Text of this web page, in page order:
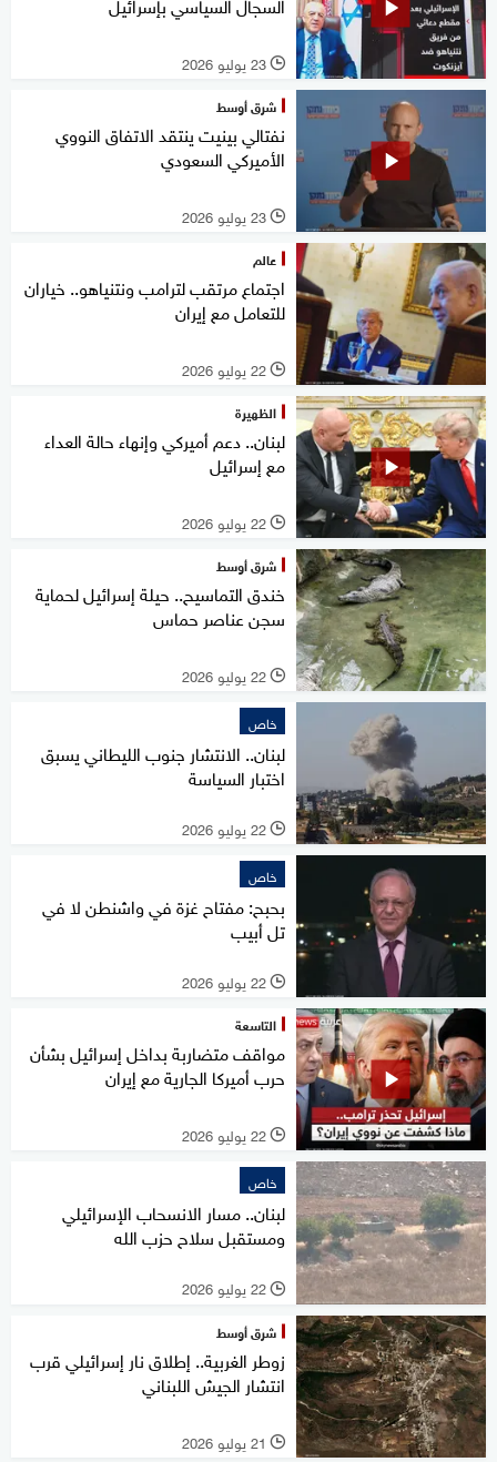
l 23 يوليو 2026
شرق أوسط
نفتالي بينيت ينتقد الاتفاق النووي
الأميركي السعودي
l 23 يوليو 2026
عالم
اجتماع مرتقب لترامب ونتنياهو.. خياران
للتعامل مع إيران
l 22 يوليو 2026
الظهيرة
لبنان.. دعم أميركي وإنهاء حالة العداء
مع إسرائيل
l 22 يوليو 2026
شرق أوسط
خندق التماسيح.. حيلة إسرائيل لحماية
سجن عناصر حماس
l 22 يوليو 2026
خاص
لبنان.. الانتشار جنوب الليطاني يسبق
اختبار السياسة
l 22 يوليو 2026
خاص
بحبح: مفتاح غزة في واشنطن لا في
تل أبيب
l 22 يوليو 2026
التاسعة
مواقف متضاربة بداخل إسرائيل بشأن
حرب أميركا الجارية مع إيران
l 22 يوليو 2026
خاص
لبنان.. مسار الانسحاب الإسرائيلي
ومستقبل سلاح حزب الله
l 22 يوليو 2026
شرق أوسط
زوطر الغربية.. إطلاق نار إسرائيلي قرب
انتشار الجيش اللبناني
l 21 يوليو 2026